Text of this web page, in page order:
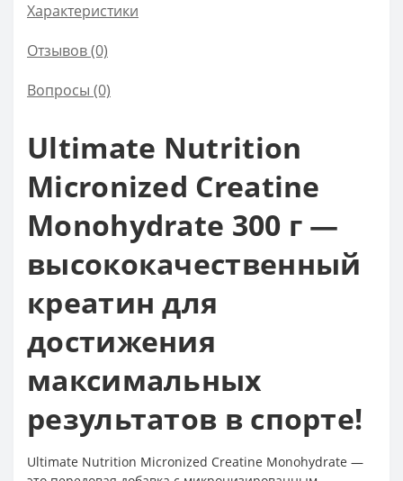
Характеристики
Отзывов (0)
Вопросы (0)
Ultimate Nutrition
Micronized Creatine
Monohydrate 300 г —
высококачественный
креатин для
достижения
максимальных
результатов в спорте!
Ultimate Nutrition Micronized Creatine Monohydrate —